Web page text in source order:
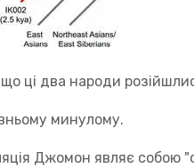
ці два народи
минулому.
Джомон являє собою